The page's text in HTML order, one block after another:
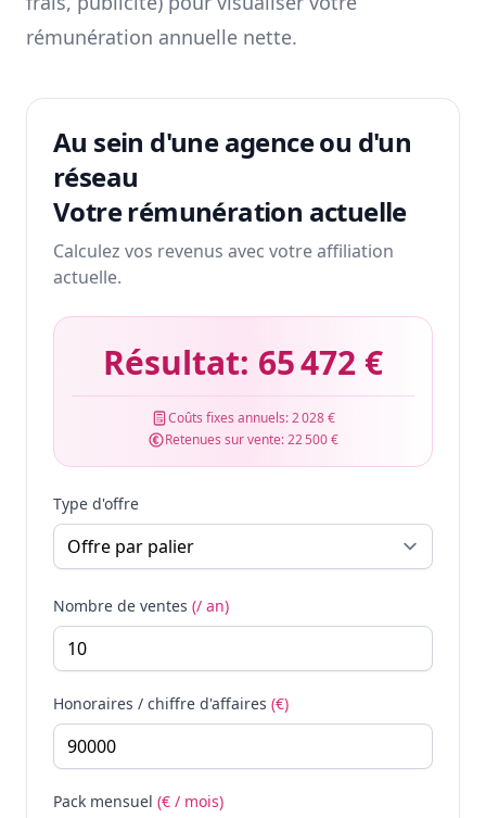
rémunération annuelle nette.
Au sein d'une agence ou d'un
réseau
Votre rémunération actuelle
Calculez vos revenus avec votre affiliation
actuelle.
Résultat: 65 472 €
Coûts fixes annuels:2 028 €
Retenues sur vente:22 500 €
Type d'offre
Nombre de ventes (/ an)
Honoraires / chiffre d'affaires (€)
Pack mensuel (€ / mois)